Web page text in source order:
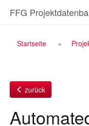
InhaltFFG
Startseite
zurück